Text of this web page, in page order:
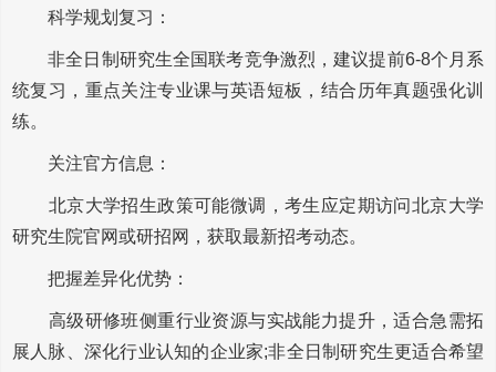
科学规划复习：
非全日制研究生全国联考竞争激烈，建议提前6-8个月系
统复习，重点关注专业课与英语短板，结合历年真题强化训
练。
关注官方信息：
北京大学招生政策可能微调，考生应定期访问北京大学
研究生院官网或研招网，获取最新招考动态。
把握差异化优势：
高级研修班侧重行业资源与实战能力提升，适合急需拓
展人脉、深化行业认知的企业家;非全日制研究生更适合希望